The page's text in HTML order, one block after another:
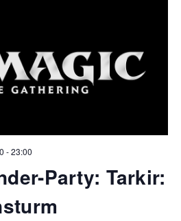
-23:00
Party: Tarkir: